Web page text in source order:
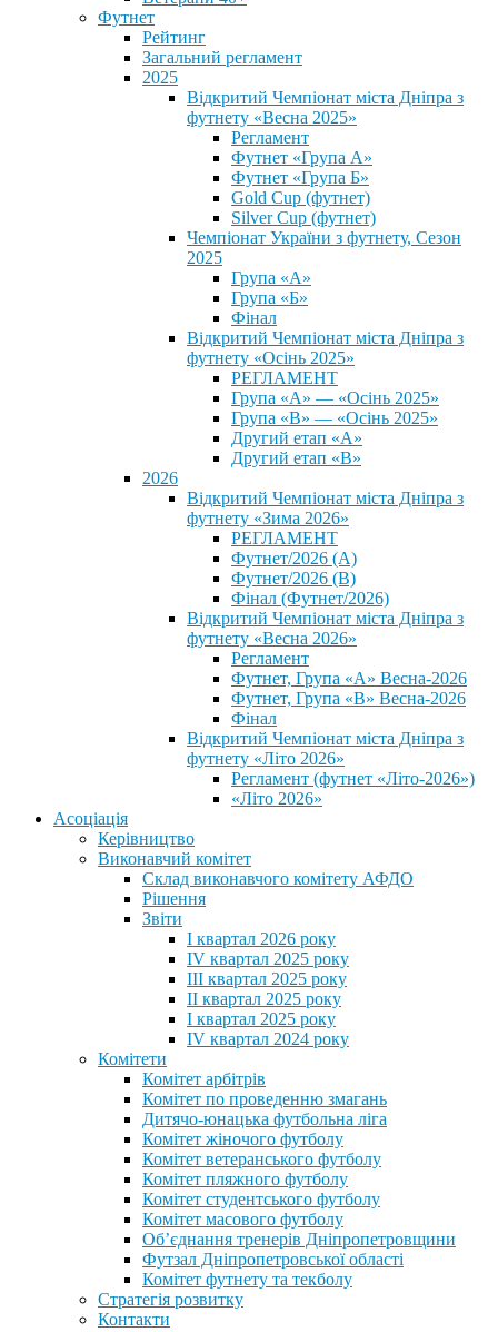
Футнет
Рейтинг
Загальний регламент
2025
Відкритий Чемпіонат міста Дніпра з
футнету «Весна 2025»
Регламент
Футнет «Група А»
Футнет «Група Б»
Gold Cup (футнет)
Silver Cup (футнет)
Чемпіонат України з футнету, Сезон
2025
Група «А»
Група «Б»
Фінал
Відкритий Чемпіонат міста Дніпра з
футнету «Осінь 2025»
РЕГЛАМЕНТ
Група «А» — «Осінь 2025»
Група «В» — «Осінь 2025»
Другий етап «А»
Другий етап «В»
2026
Відкритий Чемпіонат міста Дніпра з
футнету «Зима 2026»
РЕГЛАМЕНТ
Футнет/2026 (А)
Футнет/2026 (В)
Фінал (Футнет/2026)
Відкритий Чемпіонат міста Дніпра з
футнету «Весна 2026»
Регламент
Футнет, Група «А» Весна-2026
Футнет, Група «В» Весна-2026
Фінал
Відкритий Чемпіонат міста Дніпра з
футнету «Літо 2026»
Регламент (футнет «Літо-2026»)
«Літо 2026»
Асоціація
Керівництво
Виконавчий комітет
Склад виконавчого комітету АФДО
Рішення
Звіти
I квартал 2026 року
IV квартал 2025 року
III квартал 2025 року
II квартал 2025 року
I квартал 2025 року
IV квартал 2024 року
Комітети
Комітет арбітрів
Комітет по проведенню змагань
Дитячо-юнацька футбольна ліга
Комітет жіночого футболу
Комітет ветеранського футболу
Комітет пляжного футболу
Комітет студентського футболу
Комітет масового футболу
Обʼєднання тренерів Дніпропетровщини
Футзал Дніпропетровської області
Комітет футнету та текболу
Стратегія розвитку
Контакти